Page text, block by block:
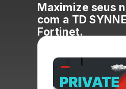
Maximize seus
com a TD
Fortinet.